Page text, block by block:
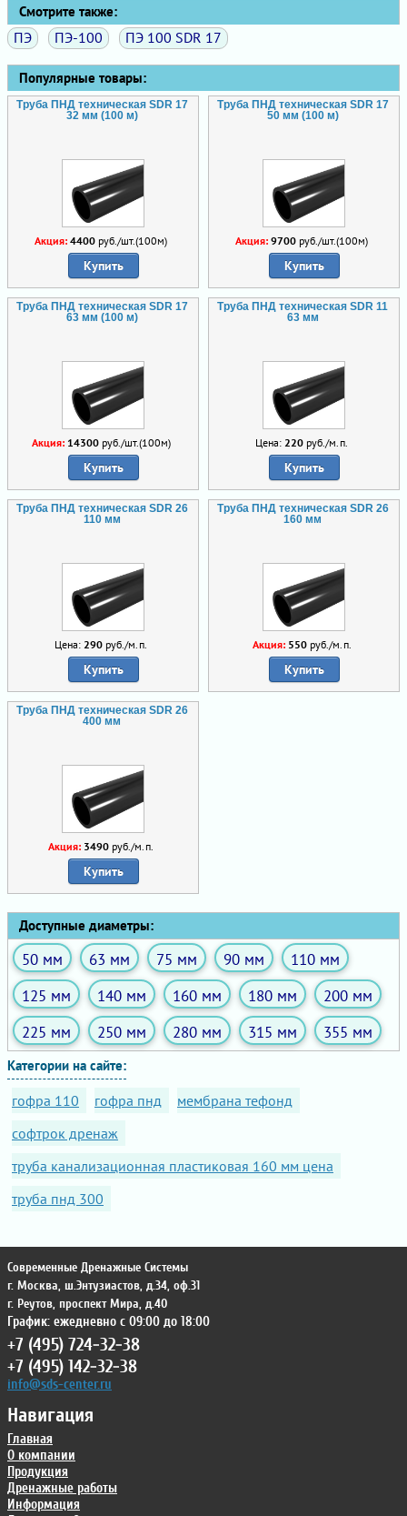
Смотрите также:
ПЭ ПЭ-100 ПЭ 100 SDR 17
Популярные товары:
Труба ПНД техническая SDR 17
32 мм (100 м)
Акция: 4400 руб./шт.(100м)
Купить
Труба ПНД техническая SDR 17
50 мм (100 м)
Акция: 9700 руб./шт.(100м)
Купить
Труба ПНД техническая SDR 17
63 мм (100 м)
Акция: 14300руб./шт.(100м)
Купить
Труба ПНД техническая SDR 11
63 мм
Цена: 220 руб./м.п.
Купить
Труба ПНД техническая SDR 26
110 мм
Цена: 290 руб./м.п.
Купить
Труба ПНД техническая SDR 26
160 мм
Акция: 550руб./м.п.
Купить
Труба ПНД техническая SDR 26
400 мм
Акция: 3490 руб./м.п.
Купить
Доступные диаметры:
50 мм 63 мм 75 мм 90 мм
110 мм
125 мм
140 мм 160 мм 180 мм
200 мм
225 мм
250 мм 280 мм 315 мм 355 мм
Категории на сайте:
гофра 110 гофра пнд
мембрана тефонд
софтрок дренаж
труба канализационная пластиковая 160 мм цена
труба пнд 300
Навигация
Главная
О компании
Продукция
Дренажные работы
Информация
Современные Дренажные Системы
г. Москва, ш.Энтузиастов, д.34, оф.31
г. Реутов, проспект Мира, д.40
График: ежедневно с 09:00 до 18:00
+7 (495) 724-32-38
+7 (495) 142-32-38
info@sds-center.ru